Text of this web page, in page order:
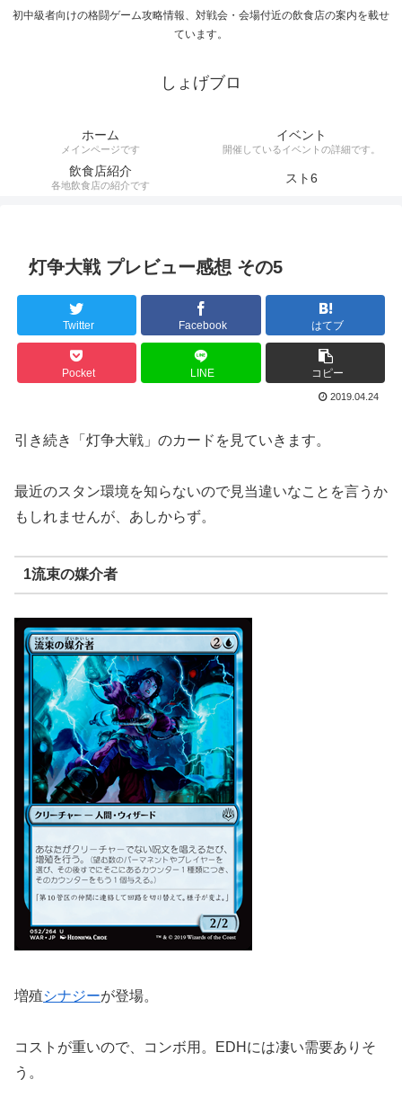
初中級者向けの格闘ゲーム攻略情報、対戦会・会場付近の飲食店の案内を載せ
ています。
しょげブロ
ホーム
メインページです
イベント
開催しているイベントの詳細です。
飲食店紹介
各地飲食店の紹介です スト6
灯争大戦 プレビュー感想 その5
Twitter Facebook はてブ
Pocket LINE コピー
2019.04.24
引き続き「灯争大戦」のカードを見ていきます。
最近のスタン環境を知らないので見当違いなことを言うか
もしれませんが、あしからず。
1流束の媒介者
増殖シナジーが登場。
コストが重いので、コンボ用。EDHには凄い需要ありそ
う。